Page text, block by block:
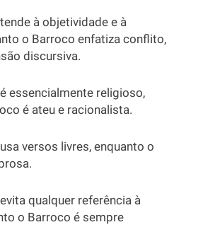
à objetividade e à
o Barroco enfatiza conflito,
discursiva.
essencialmente religioso,
é ateu e racionalista.
versos livres, enquanto o
qualquer referência à
o Barroco é sempre